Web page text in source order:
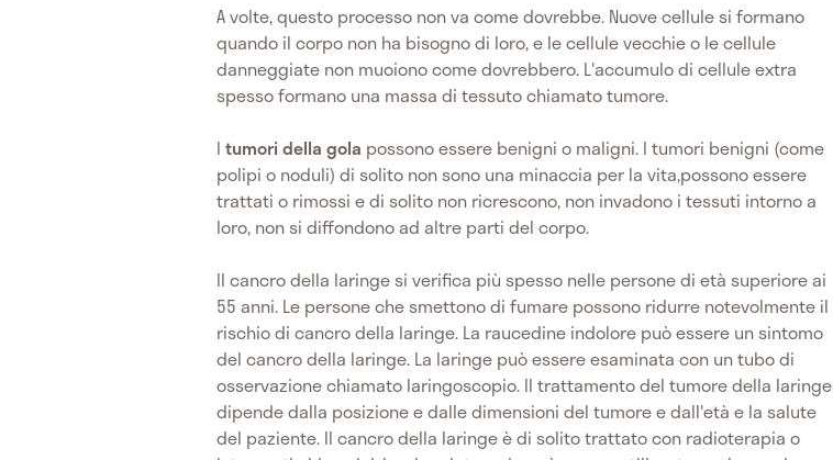
A volte, questo processo non va come dovrebbe. Nuove cellule si formano
quando il corpo non ha bisogno di loro, e le cellule vecchie o le cellule
danneggiate non muoiono come dovrebbero. L'accumulo di cellule extra
spesso formano una massa di tessuto chiamato tumore.
I tumori della gola possono essere benigni o maligni. I tumori benigni (come
polipi o noduli) di solito non sono una minaccia per la vita,possono essere
trattati o rimossi e di solito non ricrescono, non invadono i tessuti intorno a
loro, non si diffondono ad altre parti del corpo.
Il cancro della laringe si verifica più spesso nelle persone di età superiore ai
55 anni. Le persone che smettono di fumare possono ridurre notevolmente il
rischio di cancro della laringe. La raucedine indolore può essere un sintomo
del cancro della laringe. La laringe può essere esaminata con un tubo di
osservazione chiamato laringoscopio. Il trattamento del tumore della laringe
dipende dalla posizione e dalle dimensioni del tumore e dall'età e la salute
del paziente. Il cancro della laringe è di solito trattato con radioterapia o